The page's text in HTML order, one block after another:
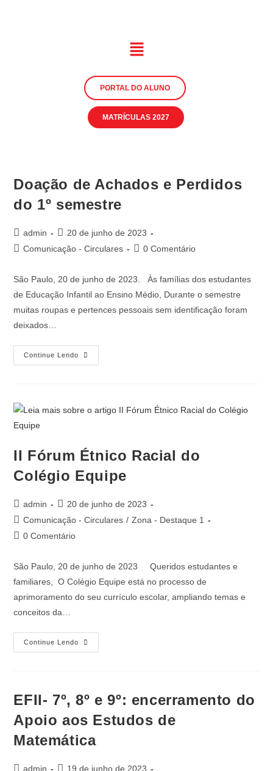
PORTAL DO ALUNO
MATRÍCULAS 2027
Doação de Achados e Perdidos
do 1º semestre
admin
20 de junho de 2023
Comunicação - Circulares
0 Comentário
São Paulo, 20 de junho de 2023. Às famílias dos estudantes
de Educação Infantil ao Ensino Médio, Durante o semestre
muitas roupas e pertences pessoais sem identificação foram
deixados…
Continue Lendo
II Fórum Étnico Racial do
Colégio Equipe
admin
20 de junho de 2023
Comunicação - Circulares / Zona - Destaque 1
0 Comentário
São Paulo, 20 de junho de 2023 Queridos estudantes e
familiares, O Colégio Equipe está no processo de
aprimoramento do seu currículo escolar, ampliando temas e
conceitos da…
Continue Lendo
EFII- 7º, 8º e 9º: encerramento do
Apoio aos Estudos de
Matemática
admin
19 de junho de 2023